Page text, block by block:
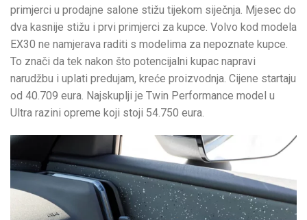
primjerci u prodajne salone stižu tijekom siječnja. Mjesec do
dva kasnije stižu i prvi primjerci za kupce. Volvo kod modela
EX30 ne namjerava raditi s modelima za nepoznate kupce.
To znači da tek nakon što potencijalni kupac napravi
narudžbu i uplati predujam, kreće proizvodnja. Cijene startaju
od 40.709 eura. Najskuplji je Twin Performance model u
Ultra razini opreme koji stoji 54.750 eura.